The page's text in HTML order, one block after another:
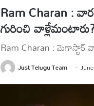
Ram Charan :
గురించి
Ram Charan : మెగాస్టార్
Just Telugu Team